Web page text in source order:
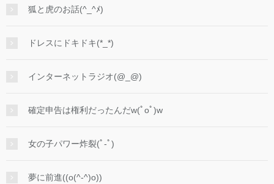
狐と虎のお話(^_^ﾒ)
ドレスにドキドキ(*_*)
インターネットラジオ(@_@)
確定申告は権利だったんだw(ﾟoﾟ)w
女の子パワー炸裂(ﾟ-ﾟ)
夢に前進((o(^-^)o))